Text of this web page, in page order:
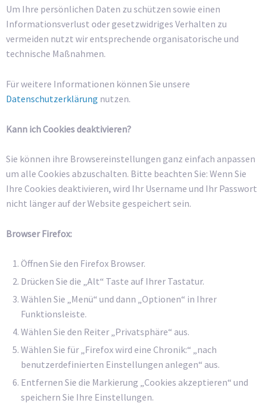
Um Ihre persönlichen Daten zu schützen sowie einen
Informationsverlust oder gesetzwidriges Verhalten zu
vermeiden nutzt wir entsprechende organisatorische und
technische Maßnahmen.
Für weitere Informationen können Sie unsere
Datenschutzerklärung nutzen.
Kann ich Cookies deaktivieren?
Sie können ihre Browsereinstellungen ganz einfach anpassen
um alle Cookies abzuschalten. Bitte beachten Sie: Wenn Sie
Ihre Cookies deaktivieren, wird Ihr Username und Ihr Passwort
nicht länger auf der Website gespeichert sein.
Browser Firefox:
Öffnen Sie den Firefox Browser.
Drücken Sie die „Alt“ Taste auf Ihrer Tastatur.
Wählen Sie „Menü“ und dann „Optionen“ in Ihrer
Funktionsleiste.
Wählen Sie den Reiter „Privatsphäre“ aus.
Wählen Sie für „Firefox wird eine Chronik:“ „nach
benutzerdefinierten Einstellungen anlegen“ aus.
Entfernen Sie die Markierung „Cookies akzeptieren“ und
speichern Sie Ihre Einstellungen.